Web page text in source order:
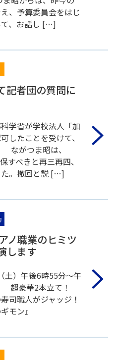
、予算委員会をはじ
て、お話し […]
記者団の質問に
学省が学校法人「加
したことを受けて、
ながつま昭は、
すべきと再三再四、
た。撤回と説 […]
ノ職業のヒミツ
します
）午後6時55分〜午
超豪華2本立て！
司職人がジャッジ！
モン』